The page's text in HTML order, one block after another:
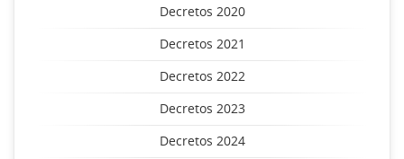
Decretos 2020
Decretos 2021
Decretos 2022
Decretos 2023
Decretos 2024